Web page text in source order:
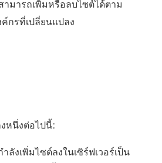
ามารถเพิ่มหรือลบไซต์ได้ตาม
กรที่เปลี่ยนแปลง
หนึ่งต่อไปนี้:
ลังเพิ่มไซต์ลงในเซิร์ฟเวอร์เป็น